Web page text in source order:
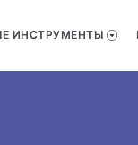
ИНСТРУМЕНТЫ